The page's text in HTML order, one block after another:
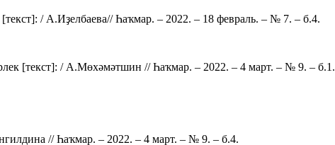
/ А.Иҙелбаева// Һаҡмар. – 2022. – 18 февраль. – № 7. – б.4.
[текст]: / А.Мөхәмәтшин // Һаҡмар. – 2022. – 4 март. – № 9. – б.1.
// Һаҡмар. – 2022. – 4 март. – № 9. – б.4.